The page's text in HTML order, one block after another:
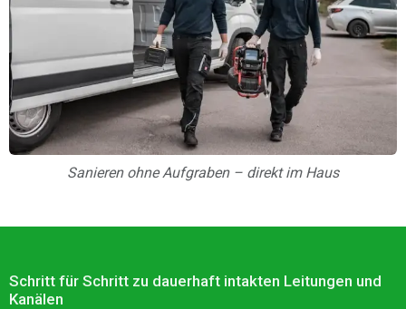
Sanieren ohne Aufgraben – direkt im Haus
Schritt für Schritt zu dauerhaft intakten Leitungen und
Kanälen